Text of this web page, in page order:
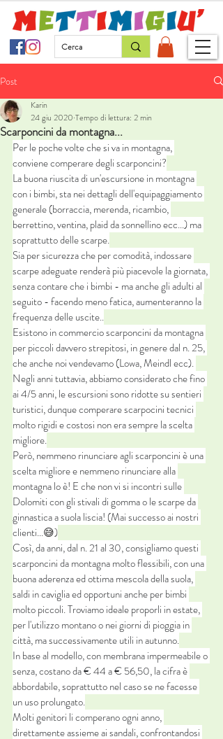
Post
Scarponcini da montagna...
Karin
24 giu 2020 Tempo di lettura: 2 min
Per le poche volte che si va in montagna,
conviene comperare degli scarponcini?
La buona riuscita di un'escursione in montagna
con i bimbi, sta nei dettagli dell'equipaggiamento
generale (borraccia, merenda, ricambio,
berrettino, ventina, plaid da sonnellino ecc...) ma
soprattutto delle scarpe.
Sia per sicurezza che per comodità, indossare
scarpe adeguate renderà più piacevole la giornata,
senza contare che i bimbi - ma anche gli adulti al
seguito - facendo meno fatica, aumenteranno la
frequenza delle uscite..
Esistono in commercio scarponcini da montagna
per piccoli davvero strepitosi, in genere dal n. 25,
che anche noi vendevamo (Lowa, Meindl ecc).
Negli anni tuttavia, abbiamo considerato che fino
ai 4/5 anni, le escursioni sono ridotte su sentieri
turistici, dunque comperare scarpocini tecnici
molto rigidi e costosi non era sempre la scelta
migliore.
Però, nemmeno rinunciare agli scarponcini è una
scelta migliore e nemmeno rinunciare alla
montagna lo è! E che non vi si incontri sulle
Dolomiti con gli stivali di gomma o le scarpe da
ginnastica a suola liscia! (Mai successo ai nostri
clienti...😅)
Così, da anni, dal n. 21 al 30, consigliamo questi
scarponcini da montagna molto flessibili, con una
buona aderenza ed ottima mescola della suola,
saldi in caviglia ed opportuni anche per bimbi
molto piccoli. Troviamo ideale proporli in estate,
per l'utilizzo montano o nei giorni di pioggia in
città, ma successivamente utili in autunno.
In base al modello, con membrana impermeabile o
senza, costano da € 44 a € 56,50, la cifra è
abbordabile, soprattutto nel caso se ne facesse
un uso prolungato.
Molti genitori li comperano ogni anno,
direttamente assieme ai sandali, confrontandosi